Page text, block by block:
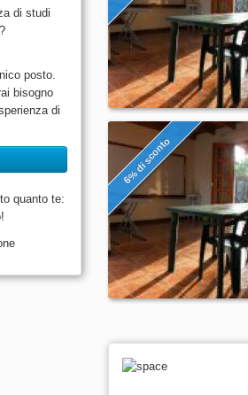
di studi
posto.
bisogno
di
quanto te:
6% di sconto